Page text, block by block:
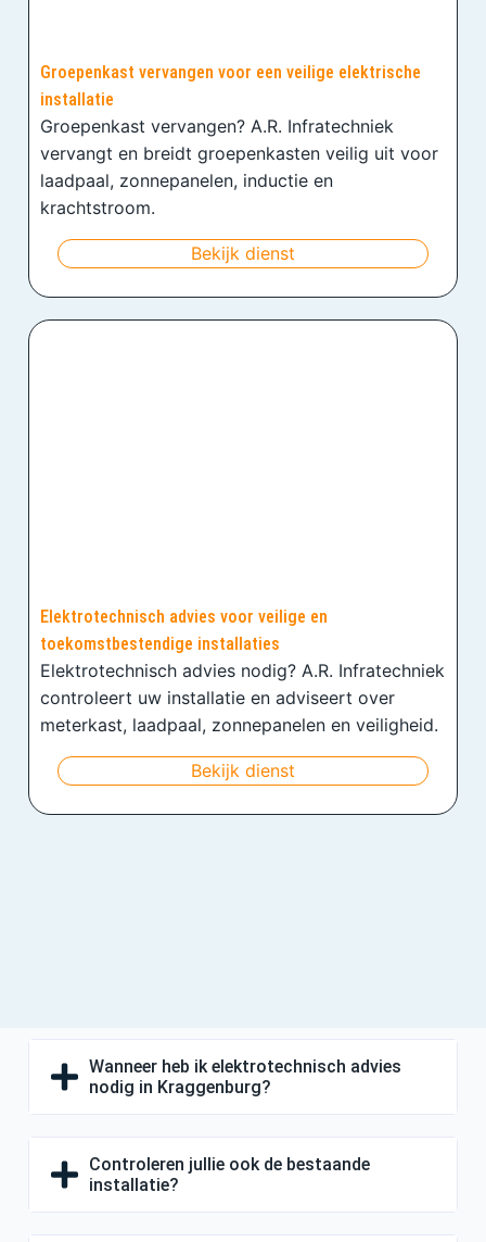
Groepenkast vervangen voor een veilige elektrische
installatie
Groepenkast vervangen? A.R. Infratechniek
vervangt en breidt groepenkasten veilig uit voor
laadpaal, zonnepanelen, inductie en
krachtstroom.
Bekijk dienst
Elektrotechnisch advies voor veilige en
toekomstbestendige installaties
Elektrotechnisch advies nodig? A.R. Infratechniek
controleert uw installatie en adviseert over
meterkast, laadpaal, zonnepanelen en veiligheid.
Bekijk dienst
Wanneer heb ik elektrotechnisch advies
nodig in Kraggenburg?
Controleren jullie ook de bestaande
installatie?